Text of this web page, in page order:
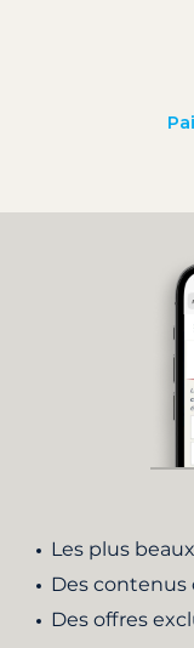
Les plus
Des contenus
Des offres